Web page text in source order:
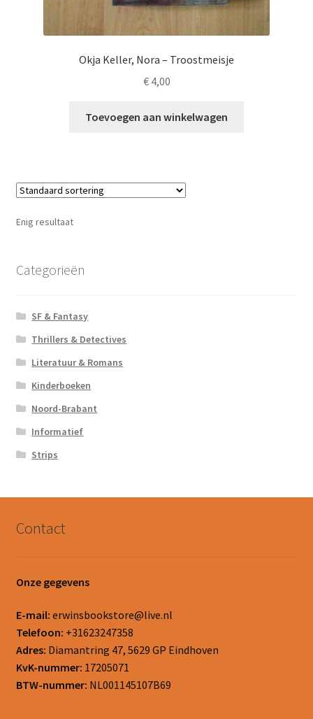
Okja Keller, Nora – Troostmeisje
€4,00
Toevoegen aan winkelwagen
Enig resultaat
Categorieën
SF & Fantasy
Thrillers & Detectives
Literatuur & Romans
Kinderboeken
Noord-Brabant
Informatief
Strips
Contact
Onze gegevens
E-mail: erwinsbookstore@live.nl
Telefoon: +31623247358
Adres: Diamantring 47, 5629 GP Eindhoven
KvK-nummer: 17205071
BTW-nummer: NL001145107B69